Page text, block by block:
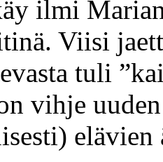
ilmi
Viisi
tuli
vihje
elävien